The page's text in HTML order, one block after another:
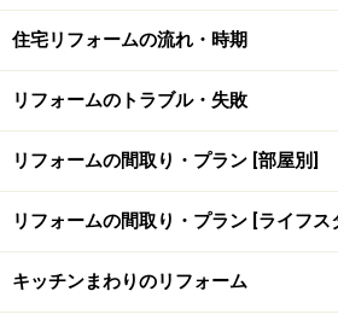
なり、いつもキレイが維持できるよ
その際は、食器類だけでなく家電
ースも確保し、また扉は開けっ放
マにならないよう、引き戸にしてお
オプションの油はねパネルを取り付け
壁面収納を設置、いつでもキレイが
住宅リフォームの流れ・時期
リフォームのトラブル・失敗
リフォームの間取り・プラン [部屋別]
リフォームの間取り・プラン [ライフス
キッチンまわりのリフォーム